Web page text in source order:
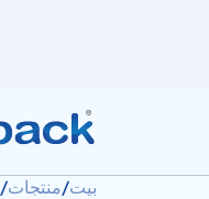
بيت/منتجات/